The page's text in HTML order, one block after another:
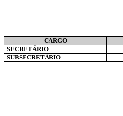
CARGO
SECRETÁRIO
SUBSECRETÁRIO